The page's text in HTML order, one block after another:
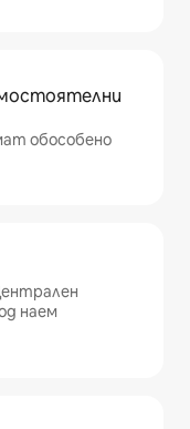
обособено
наем